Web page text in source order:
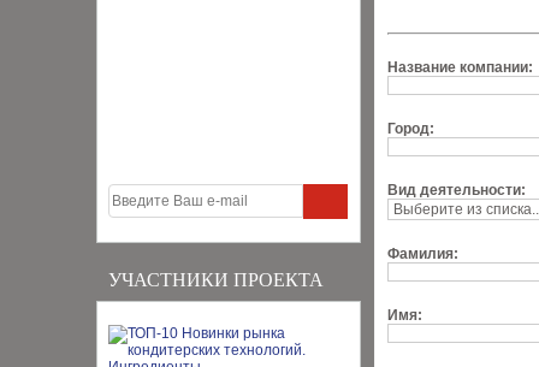
УЧАСТНИКИ ПРОЕКТА
Название компании:
Город:
Вид деятельности:
Фамилия:
Имя: